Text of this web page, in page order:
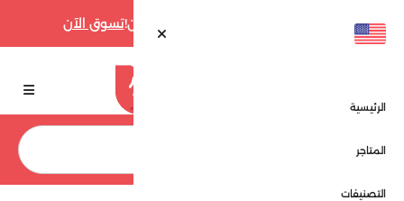
تسوق الآن
الرئيسية
المتاجر
التصنيفات